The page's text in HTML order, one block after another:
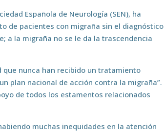
Española de Neurología (SEN), ha
de pacientes con migraña sin el diagnóstico
a la migraña no se le da la trascendencia
que nunca han recibido un tratamiento
plan nacional de acción contra la migraña”.
de todos los estamentos relacionados
muchas inequidades en la atención